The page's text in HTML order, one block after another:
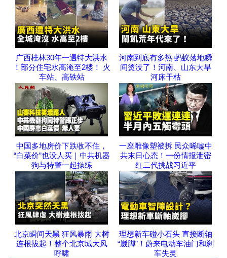
广西桂林30年一遇特大洪水
！部分住宅水高淹至2楼！ 火
车站、高铁站
河南到底有多热 蚂蚁落地瞬
间烫没了！河南、山东大旱
河床干枯
中国多地房价下跌收不住，
“白菜价”也没人买｜中共机器
狗与特警一起操练
一座雕像塑被拆 民众唏嘘中
共末日心态！一份情报泄密
红二代挑战习近平
北京瞬间天黑 狂风暴雨 大树
连根拔起！整个北京城大风
呼啸
理想新车碰小石头 直接断轴
“崴脚”！蔚来电动车油门和刹
车失灵